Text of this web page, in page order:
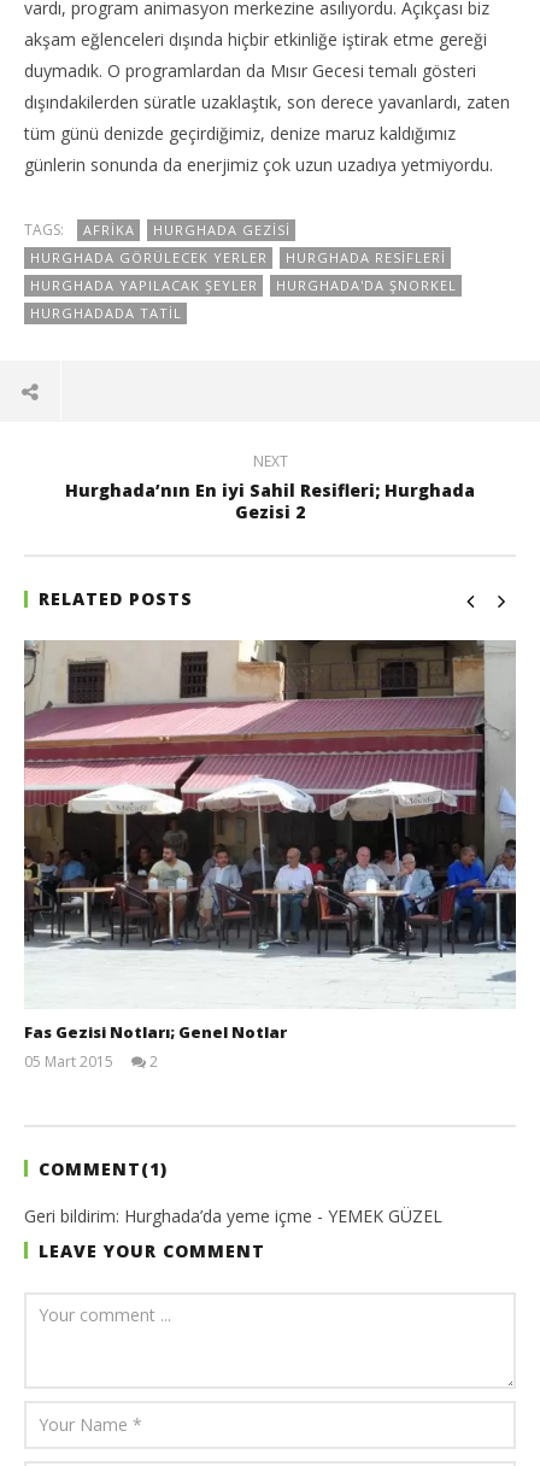
vardı, program animasyon merkezine asılıyordu. Açıkçası biz
akşam eğlenceleri dışında hiçbir etkinliğe iştirak etme gereği
duymadık. O programlardan da Mısır Gecesi temalı gösteri
dışındakilerden süratle uzaklaştık, son derece yavanlardı, zaten
tüm günü denizde geçirdiğimiz, denize maruz kaldığımız
günlerin sonunda da enerjimiz çok uzun uzadıya yetmiyordu.
TAGS: AFRIKA
HURGHADA GEZISI
HURGHADA GÖRÜLECEK YERLER
HURGHADA RESIFLERI
HURGHADA YAPILACAK ŞEYLER
HURGHADA'DA ŞNORKEL
HURGHADADA TATIL
NEXT
Hurghada’nın En iyi Sahil Resifleri; Hurghada
Gezisi 2
RELATED POSTS
Fas Gezisi Notları; Genel Notlar
05 Mart 2015
2
COMMENT(1)
Geri bildirim: Hurghada’da yeme içme - YEMEK GÜZEL
LEAVE YOUR COMMENT